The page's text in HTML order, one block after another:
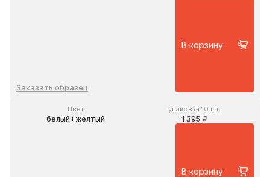
Заказать образец
В корзину
Цвет
белый+желтый
упаковка 10 шт.
1 395 ₽
В корзину